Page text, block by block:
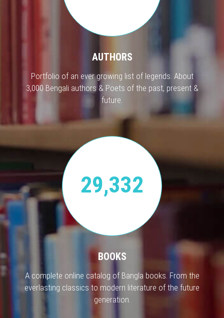
AUTHORS
Portfolio of an ever growing list of legends. About
3,000 Bengali authors & Poets of the past, present &
future.
29,332
BOOKS
A complete online catalog of Bangla books. From the
everlasting classics to modern literature of the future
generation.